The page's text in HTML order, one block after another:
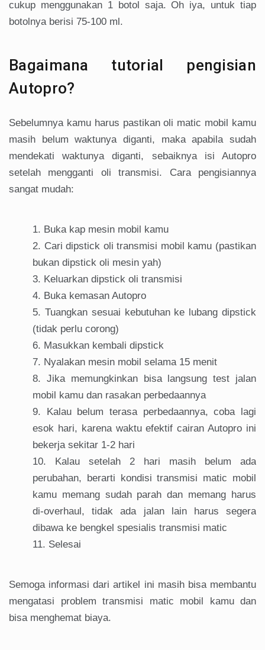
cukup menggunakan 1 botol saja. Oh iya, untuk tiap
botolnya berisi 75-100 ml.
Bagaimana tutorial pengisian
Autopro?
Sebelumnya kamu harus pastikan oli matic mobil kamu
masih belum waktunya diganti, maka apabila sudah
mendekati waktunya diganti, sebaiknya isi Autopro
setelah mengganti oli transmisi. Cara pengisiannya
sangat mudah:
Buka kap mesin mobil kamu
Cari dipstick oli transmisi mobil kamu (pastikan
bukan dipstick oli mesin yah)
Keluarkan dipstick oli transmisi
Buka kemasan Autopro
Tuangkan sesuai kebutuhan ke lubang dipstick
(tidak perlu corong)
Masukkan kembali dipstick
Nyalakan mesin mobil selama 15 menit
Jika memungkinkan bisa langsung test jalan
mobil kamu dan rasakan perbedaannya
Kalau belum terasa perbedaannya, coba lagi
esok hari, karena waktu efektif cairan Autopro ini
bekerja sekitar 1-2 hari
Kalau setelah 2 hari masih belum ada
perubahan, berarti kondisi transmisi matic mobil
kamu memang sudah parah dan memang harus
di-overhaul, tidak ada jalan lain harus segera
dibawa ke bengkel spesialis transmisi matic
Selesai
Semoga informasi dari artikel ini masih bisa membantu
mengatasi problem transmisi matic mobil kamu dan
bisa menghemat biaya.